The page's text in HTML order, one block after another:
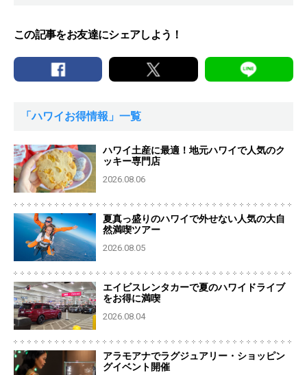
この記事をお友達にシェアしよう！
「ハワイお得情報」一覧
ハワイ土産に最適！地元ハワイで人気のク
ッキー専門店
2026.08.06
夏真っ盛りのハワイで外せない人気の大自
然満喫ツアー
2026.08.05
エイビスレンタカーで夏のハワイドライブ
をお得に満喫
2026.08.04
アラモアナでラグジュアリー・ショッピン
グイベント開催